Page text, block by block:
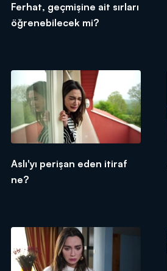
Ferhat, geçmişine ait sırları
öğrenebilecek mi?
Aslı'yı perişan eden itiraf
ne?